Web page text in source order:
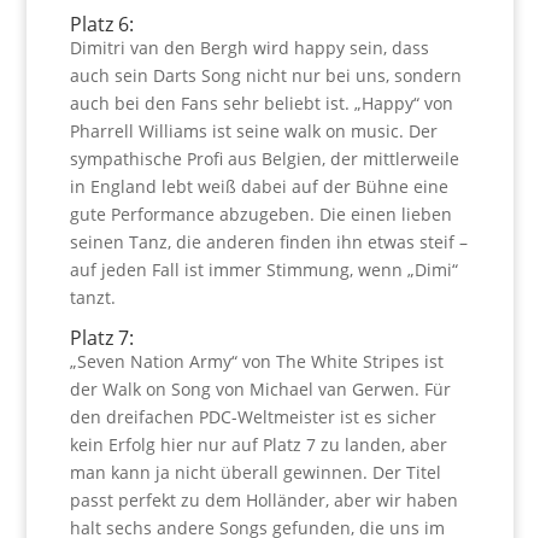
Platz 6:
Dimitri van den Bergh wird happy sein, dass
auch sein Darts Song nicht nur bei uns, sondern
auch bei den Fans sehr beliebt ist. „Happy“ von
Pharrell Williams ist seine walk on music. Der
sympathische Profi aus Belgien, der mittlerweile
in England lebt weiß dabei auf der Bühne eine
gute Performance abzugeben. Die einen lieben
seinen Tanz, die anderen finden ihn etwas steif –
auf jeden Fall ist immer Stimmung, wenn „Dimi“
tanzt.
Platz 7:
„Seven Nation Army“ von The White Stripes ist
der Walk on Song von Michael van Gerwen. Für
den dreifachen PDC-Weltmeister ist es sicher
kein Erfolg hier nur auf Platz 7 zu landen, aber
man kann ja nicht überall gewinnen. Der Titel
passt perfekt zu dem Holländer, aber wir haben
halt sechs andere Songs gefunden, die uns im